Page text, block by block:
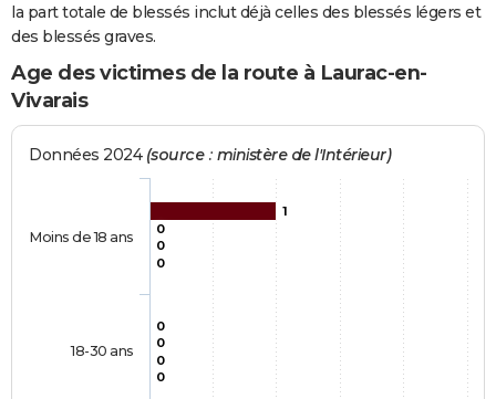
la part totale de blessés inclut déjà celles des blessés légers et
des blessés graves.
Age des victimes de la route à Laurac-en-
Vivarais
Données 2024 (source : ministère de l'Intérieur)
1
0
0
0
0
0
0
0
Moins de 18 ans
18-30 ans